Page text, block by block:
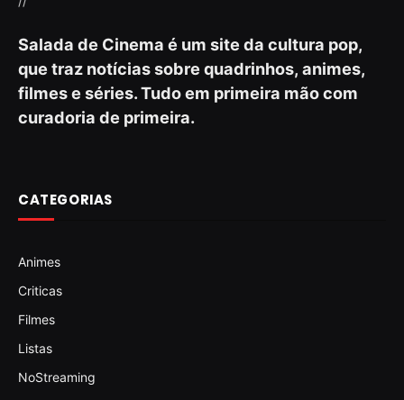
Salada de Cinema é um site da cultura pop,
que traz notícias sobre quadrinhos, animes,
filmes e séries. Tudo em primeira mão com
curadoria de primeira.
CATEGORIAS
Animes
Criticas
Filmes
Listas
NoStreaming